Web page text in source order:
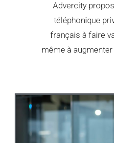
Advercity
téléphonique
français à faire
même à augmenter